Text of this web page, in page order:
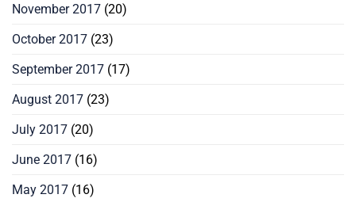
November 2017 (20)
October 2017 (23)
September 2017 (17)
August 2017 (23)
July 2017 (20)
June 2017 (16)
May 2017 (16)